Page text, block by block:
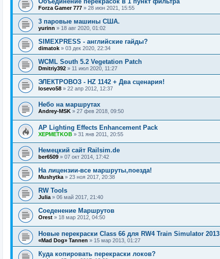
Forza Gamer 777 » 28 июн 2021, 15:55
3 паровые машины США.
yurinn » 18 авг 2020, 01:02
SIMEXPRESS - английские гайды?
dimatok » 03 дек 2020, 22:34
WCML South 5.2 Vegetation Patch
Dmitriy392 » 11 июл 2020, 11:27
ЭЛЕКТРОВОЗ - HZ 1142 + Два сценария!
losevo58 » 22 апр 2012, 12:37
Небо на маршрутах
Andrey-MSK » 27 фев 2018, 09:50
AP Lighting Effects Enhancement Pack
XEPMETKOB » 31 янв 2011, 20:55
Немецкий сайт Railsim.de
ber6509 » 07 окт 2014, 17:42
На лицензии-все маршруты,поезда!
Mushytka» 23 ноя 2017, 20:38
RW Tools
Julia» 06 май 2017, 21:40
Соеденение Маршрутов
Orest » 18 мар 2012, 04:50
Новые перекраски Class 66 для RW4 Train Simulator 2013
«Mad Dog» Tannen » 15 мар 2013, 01:27
Куда копировать перекраски локов?